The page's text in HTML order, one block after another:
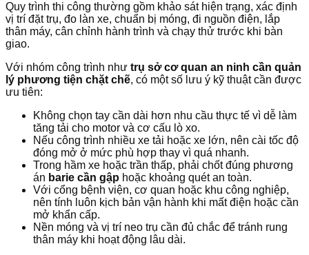
Quy trình thi công thường gồm khảo sát hiện trạng, xác định
vị trí đặt trụ, đo làn xe, chuẩn bị móng, đi nguồn điện, lắp
thân máy, cân chỉnh hành trình và chạy thử trước khi bàn
giao.
Với nhóm công trình như trụ sở cơ quan an ninh cần quản
lý phương tiện chặt chẽ, có một số lưu ý kỹ thuật cần được
ưu tiên:
Không chọn tay cần dài hơn nhu cầu thực tế vì dễ làm
tăng tải cho motor và cơ cấu lò xo.
Nếu công trình nhiều xe tải hoặc xe lớn, nên cài tốc độ
đóng mở ở mức phù hợp thay vì quá nhanh.
Trong hầm xe hoặc trần thấp, phải chốt đúng phương
án barie cần gập hoặc khoảng quét an toàn.
Với cổng bệnh viện, cơ quan hoặc khu công nghiệp,
nên tính luôn kịch bản vận hành khi mất điện hoặc cần
mở khẩn cấp.
Nền móng và vị trí neo trụ cần đủ chắc để tránh rung
thân máy khi hoạt động lâu dài.